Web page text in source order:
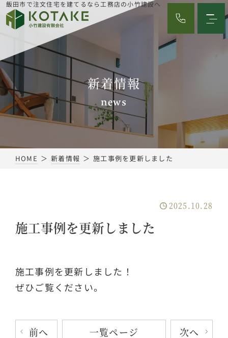
飯田市で注文住宅を建てるなら工務店の小竹建設へ
新着情報
news
HOME 新着情報 施工事例を更新しました
2025.10.28
施工事例を更新しました
施工事例を更新しました！
ぜひご覧ください。
前へ 一覧ページ 次へ